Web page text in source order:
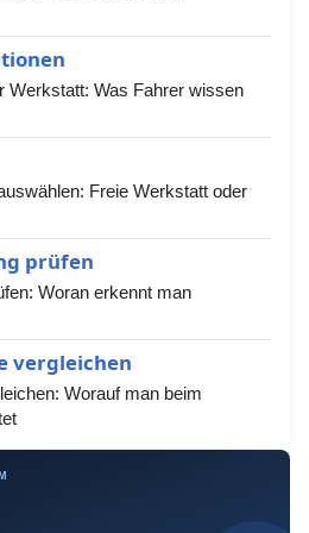
Werkstatt: Was Fahrer wissen
Freie Werkstatt oder
prüfen
Woran erkennt man
vergleichen
Worauf man beim